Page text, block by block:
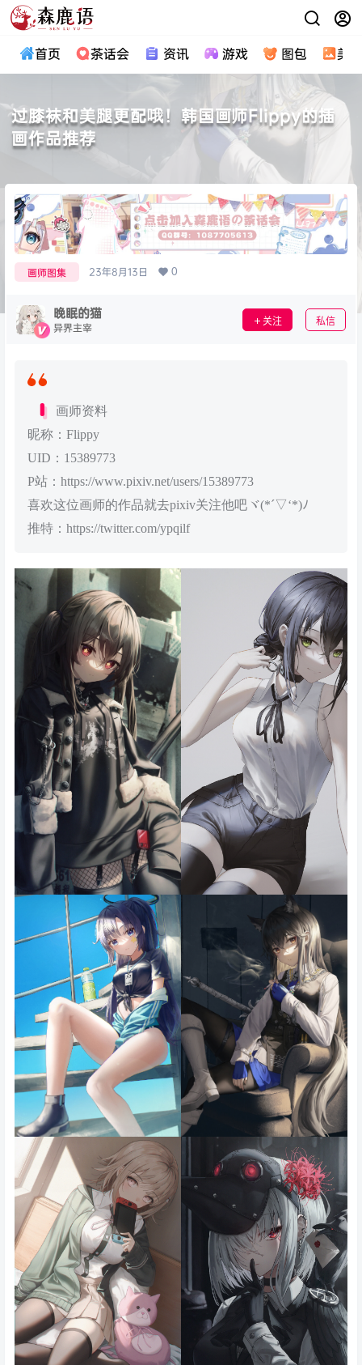
首页 茶话会 资讯 游戏 图包 美
过膝袜和美腿更配哦！韩国画师Flippy的插
画作品推荐
画师图集 23年8月13日 0
晚眠的猫
异界主宰 关注 私信
画师资料
昵称：Flippy
UID：15389773
P站：https://www.pixiv.net/users/15389773
喜欢这位画师的作品就去pixiv关注他吧ヾ(*´▽‘*)ﾉ
推特：https://twitter.com/ypqilf